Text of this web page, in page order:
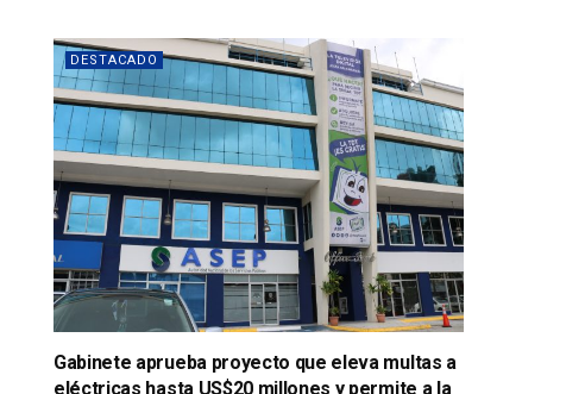
DESTACADO
Gabinete aprueba proyecto que eleva multas a
eléctricas hasta US$20 millones y permite a la